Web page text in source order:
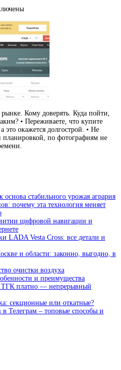
Кому доверять. Куда пойти,
• Переживаете, что купите
это окажется долгострой. • Не
по фотографиям не
стабильного урожая агрария
почему эта технология меняет
цифровой навигации и
LADA Vesta Cross: все детали и
и области: законно, выгодно, в
очистки воздуха
и преимущества
ТГК платно — непрерывный
секционные или откатные?
Телеграм – топовые способы и